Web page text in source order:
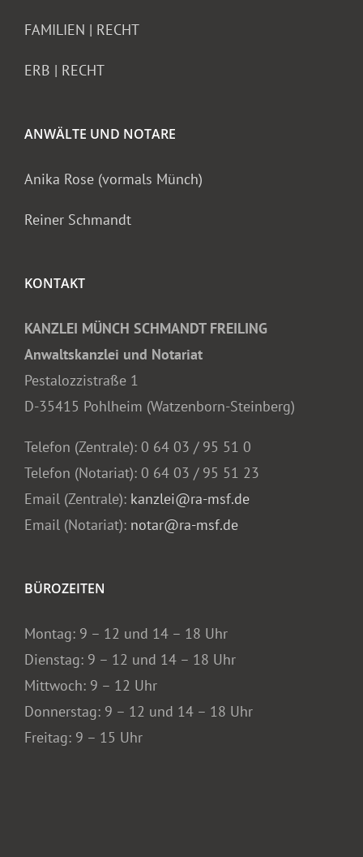
FAMILIEN | RECHT
ERB | RECHT
ANWÄLTE UND NOTARE
Anika Rose (vormals Münch)
Reiner Schmandt
KONTAKT
KANZLEI MÜNCH SCHMANDT FREILING
Anwaltskanzlei und Notariat
Pestalozzistraße 1
D-35415 Pohlheim (Watzenborn-Steinberg)
Telefon (Zentrale): 0 64 03 / 95 51 0
Telefon (Notariat): 0 64 03 / 95 51 23
Email (Zentrale): kanzlei@ra-msf.de
Email (Notariat): notar@ra-msf.de
BÜROZEITEN
Montag: 9 – 12 und 14 – 18 Uhr
Dienstag: 9 – 12 und 14 – 18 Uhr
Mittwoch: 9 – 12 Uhr
Donnerstag: 9 – 12 und 14 – 18 Uhr
Freitag: 9 – 15 Uhr